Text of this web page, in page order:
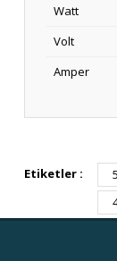
Watt
Volt
Amper
Etiketler :